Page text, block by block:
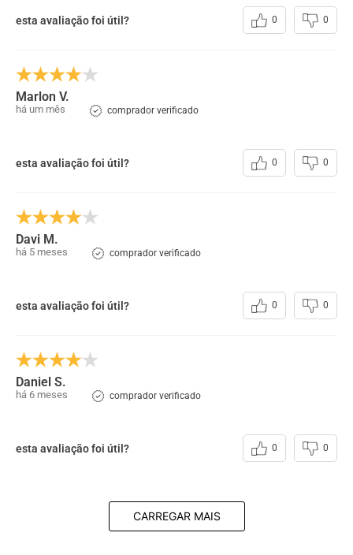
esta avaliação foi útil? 0 0
Marlon V.
há um mês comprador verificado
esta avaliação foi útil? 0 0
Davi M.
há 5 meses comprador verificado
esta avaliação foi útil? 0 0
Daniel S.
há 6 meses comprador verificado
esta avaliação foi útil? 0 0
CARREGAR MAIS